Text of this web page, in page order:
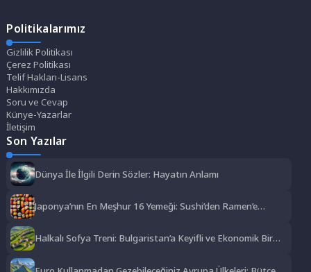
Politikalarımız
Gizlilik Politikası
Çerez Politikası
Telif Hakları-Lisans
Hakkımızda
Soru ve Cevap
Künye-Yazarlar
İletişim
Son Yazılar
Dünya İle İlgili Derin Sözler: Hayatın Anlamı
Japonya’nın En Meşhur 16 Yemeği: Sushi’den Ramen’e
Halkalı Sofya Treni: Bulgaristan’a Keyifli ve Ekonomik Bir